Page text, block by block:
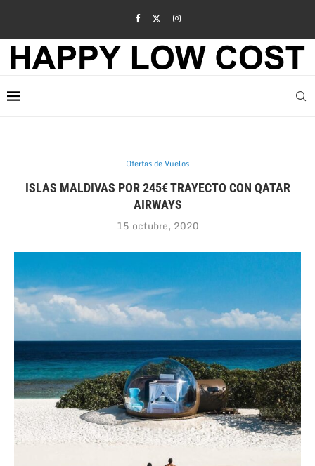
Ofertas de Vuelos
ISLAS MALDIVAS POR 245€ TRAYECTO CON QATAR
AIRWAYS
15 octubre, 2020